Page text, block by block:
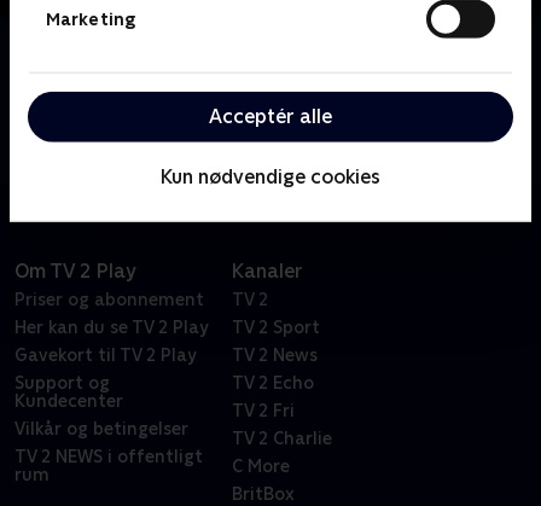
Marketing
Acceptér alle
Kun nødvendige cookies
Lasse Rimmer er vært, når to hold kendte danskere
skal bluffe, gætte, købe og sælge sig igennem en
masse loppefund i håbet om at tjene flest penge.
Om TV 2 Play
Priser og abonnement
Her kan du se TV 2 Play
Gavekort til TV 2 Play
Support og
Kundecenter
Vilkår og betingelser
TV 2 NEWS i offentligt
rum
Kanaler
TV 2
TV 2 Sport
TV 2 News
TV 2 Echo
TV 2 Fri
TV 2 Charlie
C More
BritBox